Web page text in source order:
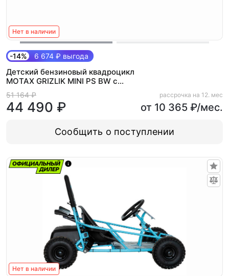
Нет в наличии
-14% 6 674 ₽ выгода
Детский бензиновый квадроцикл
MOTAX GRIZLIK MINI PS BW с
Механическим стартером
51 164 ₽
44 490 ₽
рассрочка на 12. мес
от 10 365 ₽/мес.
Сообщить о поступлении
Нет в наличии